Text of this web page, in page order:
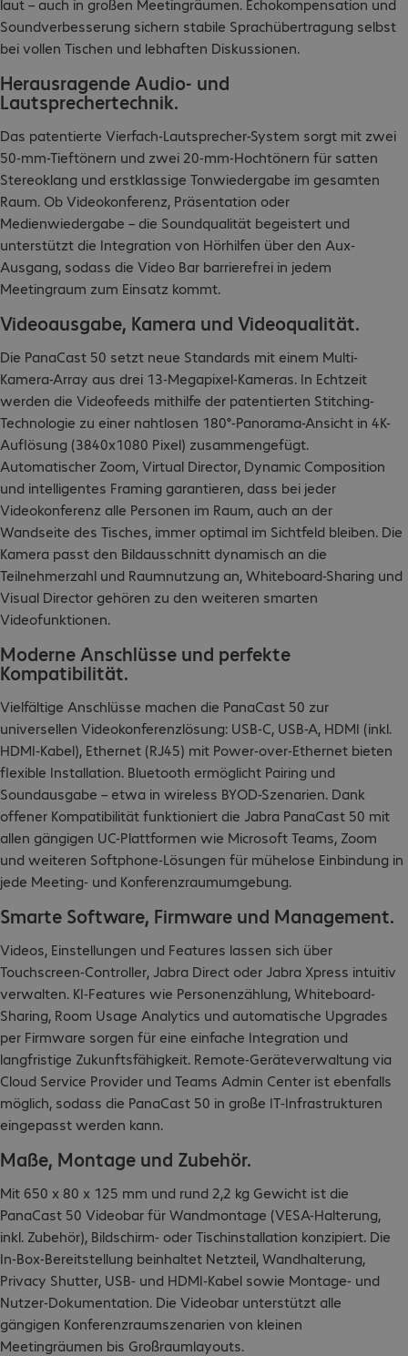
laut – auch in großen Meetingräumen. Echokompensation und
Soundverbesserung sichern stabile Sprachübertragung selbst
bei vollen Tischen und lebhaften Diskussionen.​
Herausragende Audio- und
Lautsprechertechnik.
Das patentierte Vierfach-Lautsprecher-System sorgt mit zwei
50-mm-Tieftönern und zwei 20-mm-Hochtönern für satten
Stereoklang und erstklassige Tonwiedergabe im gesamten
Raum. Ob Videokonferenz, Präsentation oder
Medienwiedergabe – die Soundqualität begeistert und
unterstützt die Integration von Hörhilfen über den Aux-
Ausgang, sodass die Video Bar barrierefrei in jedem
Meetingraum zum Einsatz kommt.​
Videoausgabe, Kamera und Videoqualität.
Die PanaCast 50 setzt neue Standards mit einem Multi-
Kamera-Array aus drei 13-Megapixel-Kameras. In Echtzeit
werden die Videofeeds mithilfe der patentierten Stitching-
Technologie zu einer nahtlosen 180°-Panorama-Ansicht in 4K-
Auflösung (3840x1080 Pixel) zusammengefügt.
Automatischer Zoom, Virtual Director, Dynamic Composition
und intelligentes Framing garantieren, dass bei jeder
Videokonferenz alle Personen im Raum, auch an der
Wandseite des Tisches, immer optimal im Sichtfeld bleiben. Die
Kamera passt den Bildausschnitt dynamisch an die
Teilnehmerzahl und Raumnutzung an, Whiteboard-Sharing und
Visual Director gehören zu den weiteren smarten
Videofunktionen.​
Moderne Anschlüsse und perfekte
Kompatibilität.
Vielfältige Anschlüsse machen die PanaCast 50 zur
universellen Videokonferenzlösung: USB-C, USB-A, HDMI (inkl.
HDMI-Kabel), Ethernet (RJ45) mit Power-over-Ethernet bieten
flexible Installation. Bluetooth ermöglicht Pairing und
Soundausgabe – etwa in wireless BYOD-Szenarien. Dank
offener Kompatibilität funktioniert die Jabra PanaCast 50 mit
allen gängigen UC-Plattformen wie Microsoft Teams, Zoom
und weiteren Softphone-Lösungen für mühelose Einbindung in
jede Meeting- und Konferenzraumumgebung.​
Smarte Software, Firmware und Management.
Videos, Einstellungen und Features lassen sich über
Touchscreen-Controller, Jabra Direct oder Jabra Xpress intuitiv
verwalten. KI-Features wie Personenzählung, Whiteboard-
Sharing, Room Usage Analytics und automatische Upgrades
per Firmware sorgen für eine einfache Integration und
langfristige Zukunftsfähigkeit. Remote-Geräteverwaltung via
Cloud Service Provider und Teams Admin Center ist ebenfalls
möglich, sodass die PanaCast 50 in große IT-Infrastrukturen
eingepasst werden kann.
Maße, Montage und Zubehör.
Mit 650 x 80 x 125 mm und rund 2,2 kg Gewicht ist die
PanaCast 50 Videobar für Wandmontage (VESA-Halterung,
inkl. Zubehör), Bildschirm- oder Tischinstallation konzipiert. Die
In-Box-Bereitstellung beinhaltet Netzteil, Wandhalterung,
Privacy Shutter, USB- und HDMI-Kabel sowie Montage- und
Nutzer-Dokumentation. Die Videobar unterstützt alle
gängigen Konferenzraumszenarien von kleinen
Meetingräumen bis Großraumlayouts.